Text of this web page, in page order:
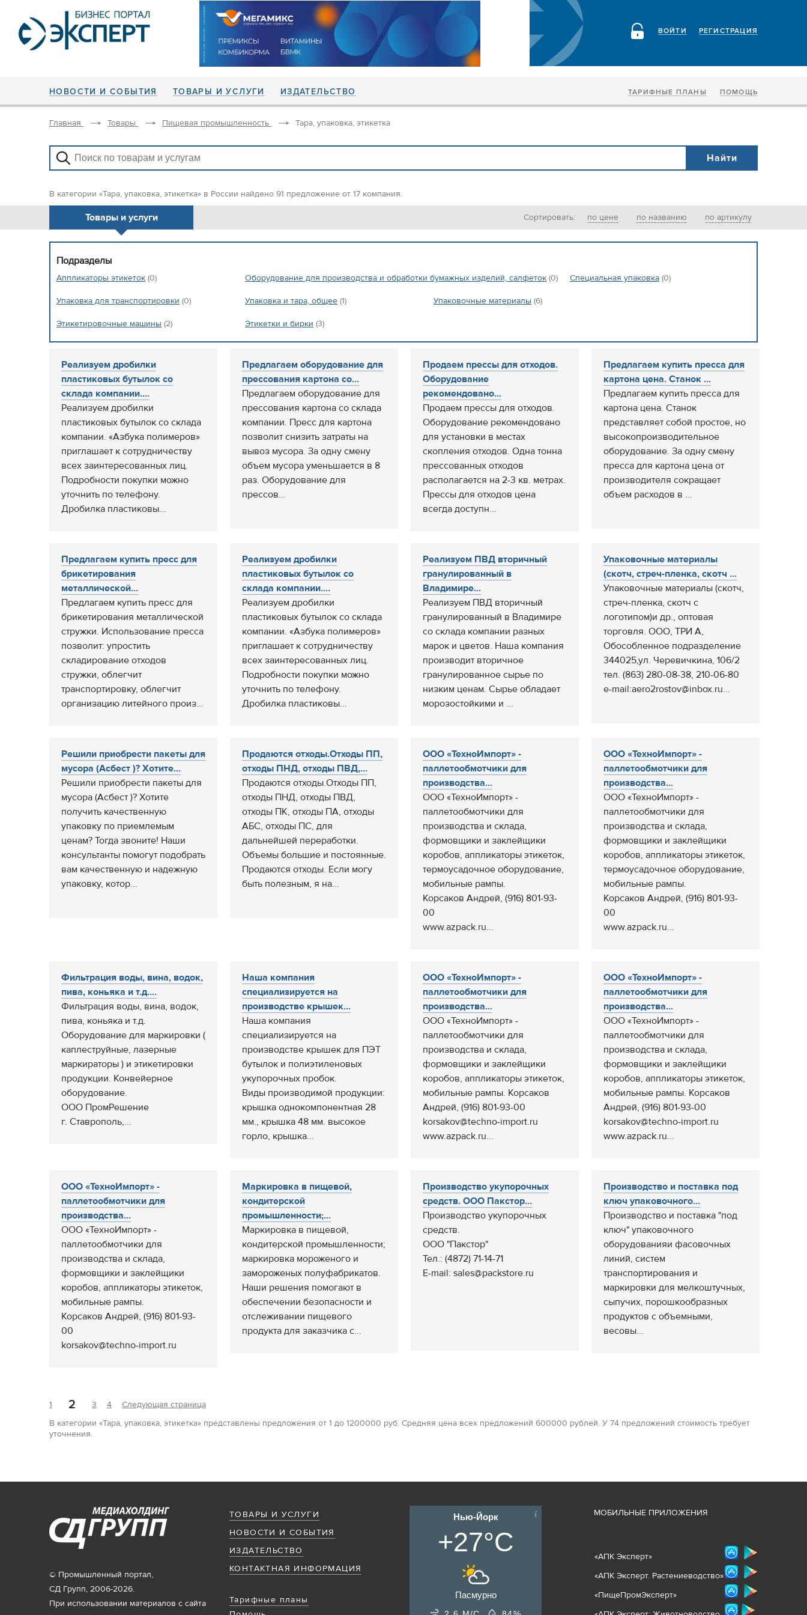
РЕГИСТРАЦИЯ
ВОЙТИ
НОВОСТИ И СОБЫТИЯ ТОВАРЫ И УСЛУГИ ИЗДАТЕЛЬСТВО ТАРИФНЫЕ ПЛАНЫ ПОМОЩЬ
Главная Товары Пищевая промышленность Тара, упаковка, этикетка
В категории «Тара, упаковка, этикетка» в России найдено 91 предложение от 17 компания.
Товары и услуги Сортировать: по цене по названию по артикулу
Подразделы
Аппликаторы этикеток (0) Оборудование для производства и обработки бумажных изделий, салфеток (0) Специальная упаковка (0)
Упаковка для транспортировки (0) Упаковка и тара, общее (1) Упаковочные материалы (6)
Этикетировочные машины (2) Этикетки и бирки (3)
Реализуем дробилки
пластиковых бутылок со
склада компании....
Реализуем дробилки
пластиковых бутылок со склада
компании. «Азбука полимеров»
приглашает к сотрудничеству
всех заинтересованных лиц.
Подробности покупки можно
уточнить по телефону.
Дробилка пластиковы...
Предлагаем оборудование для
прессования картона со...
Предлагаем оборудование для
прессования картона со склада
компании. Пресс для картона
позволит снизить затраты на
вывоз мусора. За одну смену
объем мусора уменьшается в 8
раз. Оборудование для
прессов...
Продаем прессы для отходов.
Оборудование
рекомендовано...
Продаем прессы для отходов.
Оборудование рекомендовано
для установки в местах
скопления отходов. Одна тонна
прессованных отходов
располагается на 2-3 кв. метрах.
Прессы для отходов цена
всегда доступн...
Предлагаем купить пресса для
картона цена. Станок ...
Предлагаем купить пресса для
картона цена. Станок
представляет собой простое, но
высокопроизводительное
оборудование. За одну смену
пресса для картона цена от
производителя сокращает
объем расходов в ...
Предлагаем купить пресс для
брикетирования
металлической...
Предлагаем купить пресс для
брикетирования металлической
стружки. Использование пресса
позволит: упростить
складирование отходов
стружки, облегчит
транспортировку, облегчит
организацию литейного произ...
Реализуем дробилки
пластиковых бутылок со
склада компании....
Реализуем дробилки
пластиковых бутылок со склада
компании. «Азбука полимеров»
приглашает к сотрудничеству
всех заинтересованных лиц.
Подробности покупки можно
уточнить по телефону.
Дробилка пластиковы...
Реализуем ПВД вторичный
гранулированный в
Владимире...
Реализуем ПВД вторичный
гранулированный в Владимире
со склада компании разных
марок и цветов. Наша компания
производит вторичное
гранулированное сырье по
низким ценам. Сырье обладает
морозостойкими и ...
Упаковочные материалы
(скотч, стреч-пленка, скотч ...
Упаковочные материалы (скотч,
стреч-пленка, скотч с
логотипом)и др., оптовая
торговля. ООО, ТРИ А,
Обособленное подразделение
344025,ул. Черевичкина, 106/2
тел. (863) 280-08-38, 210-06-80
e-mail:aero2rostov@inbox.ru...
Решили приобрести пакеты для
мусора (Асбест )? Хотите...
Решили приобрести пакеты для
мусора (Асбест )? Хотите
получить качественную
упаковку по приемлемым
ценам? Тогда звоните! Наши
консультанты помогут подобрать
вам качественную и надежную
упаковку, котор...
Продаются отходы.Отходы ПП,
отходы ПНД, отходы ПВД,...
Продаются отходы.Отходы ПП,
отходы ПНД, отходы ПВД,
отходы ПК, отходы ПА, отходы
АБС, отходы ПС, для
дальнейшей переработки.
Объемы большие и постоянные.
Продаются отходы. Если могу
быть полезным, я на...
ООО «ТехноИмпорт» -
паллетообмотчики для
производства...
ООО «ТехноИмпорт» -
паллетообмотчики для
производства и склада,
формовщики и заклейщики
коробов, аппликаторы этикеток,
термоусадочное оборудование,
мобильные рампы.
Корсаков Андрей, (916) 801-93-
00
www.azpack.ru...
ООО «ТехноИмпорт» -
паллетообмотчики для
производства...
ООО «ТехноИмпорт» -
паллетообмотчики для
производства и склада,
формовщики и заклейщики
коробов, аппликаторы этикеток,
термоусадочное оборудование,
мобильные рампы.
Корсаков Андрей, (916) 801-93-
00
www.azpack.ru...
Фильтрация воды, вина, водок,
пива, коньяка и т.д....
Фильтрация воды, вина, водок,
пива, коньяка и т.д.
Оборудование для маркировки (
каплеструйные, лазерные
маркираторы ) и этикетировки
продукции. Конвейерное
оборудование.
ООО ПромРешение
г. Ставрополь,...
Наша компания
специализируется на
производстве крышек...
Наша компания
специализируется на
производстве крышек для ПЭТ
бутылок и полиэтиленовых
укупорочных пробок.
Виды производимой продукции:
крышка однокомпонентная 28
мм., крышка 48 мм. высокое
горло, крышка...
ООО «ТехноИмпорт» -
паллетообмотчики для
производства...
ООО «ТехноИмпорт» -
паллетообмотчики для
производства и склада,
формовщики и заклейщики
коробов, аппликаторы этикеток,
мобильные рампы. Корсаков
Андрей, (916) 801-93-00
korsakov@techno-import.ru
www.azpack.ru...
ООО «ТехноИмпорт» -
паллетообмотчики для
производства...
ООО «ТехноИмпорт» -
паллетообмотчики для
производства и склада,
формовщики и заклейщики
коробов, аппликаторы этикеток,
мобильные рампы. Корсаков
Андрей, (916) 801-93-00
korsakov@techno-import.ru
www.azpack.ru...
ООО «ТехноИмпорт» -
паллетообмотчики для
производства...
ООО «ТехноИмпорт» -
паллетообмотчики для
производства и склада,
формовщики и заклейщики
коробов, аппликаторы этикеток,
мобильные рампы.
Корсаков Андрей, (916) 801-93-
00
korsakov@techno-import.ru
Маркировка в пищевой,
кондитерской
промышленности;...
Маркировка в пищевой,
кондитерской промышленности;
маркировка мороженого и
замороженых полуфабрикатов.
Наши решения помогают в
обеспечении безопасности и
отслеживании пищевого
продукта для заказчика с...
Производство укупорочных
средств. ООО Пакстор...
Производство укупорочных
средств.
ООО "Пакстор"
Тел.: (4872) 71-14-71
E-mail: sales@packstore.ru
Производство и поставка под
ключ упаковочного...
Производство и поставка "под
ключ" упаковочного
оборудованияи фасовочных
линий, систем
транспортирования и
маркировки для мелкоштучных,
сыпучих, порошкообразных
продуктов с объемными,
весовы...
1 2 3 4
Следующая страница
В категории «Тара, упаковка, этикетка» представлены предложения от 1 до 1200000 руб. Средняя цена всех предложений 600000 рублей. У 74 предложений стоимость требует
уточнения.
ТОВАРЫ И УСЛУГИ
НОВОСТИ И СОБЫТИЯ
ИЗДАТЕЛЬСТВО
КОНТАКТНАЯ ИНФОРМАЦИЯ
Тарифные планы
© Промышленный портал,
СД Групп, 2006-2026.
При использовании материалов с сайта
Нью-Йорк
+27°C
Пасмурно
МОБИЛЬНЫЕ ПРИЛОЖЕНИЯ
«АПК Эксперт»
«АПК Эксперт. Растениеводство»
«ПищеПромЭксперт»